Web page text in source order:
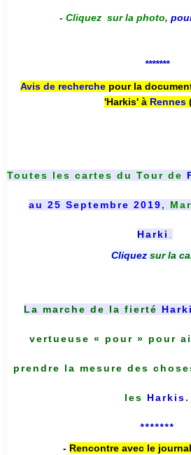
- Cliquez sur la photo,
*******
Avis de recherche pour la
'Harkis' à Rennes
Toutes les cartes du Tour de
au 25 Septembre 2019,
Harki
Cliquez sur la
La marche de la fierté Harki
vertueuse « pour » pour
prendre la mesure des
les Harkis.
*******
- Rencontre avec le